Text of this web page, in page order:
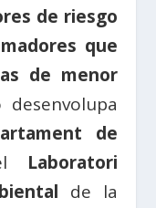
de riesgo
que
de menor
de
Laboratori
de la